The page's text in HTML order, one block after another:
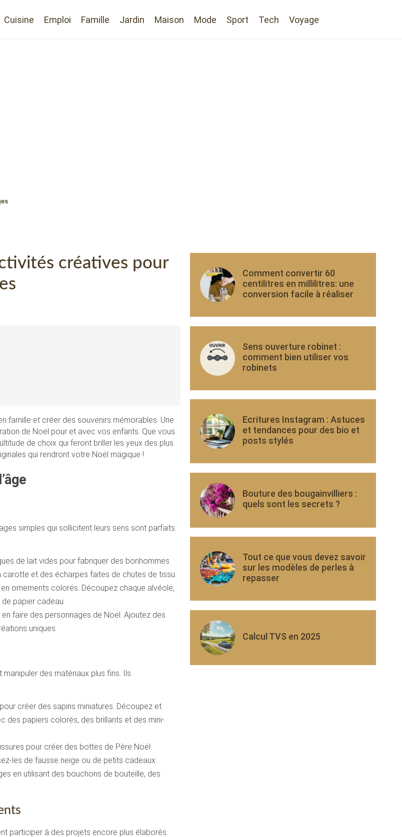
Cuisine Emploi Famille Jardin Maison Mode Sport Tech Voyage
créatives pour
famille et créer des souvenirs mémorables. Une
de Noël pour et avec vos enfants. Que vous
de choix qui feront briller les yeux des plus
qui rendront votre Noël magique !
simples qui sollicitent leurs sens sont parfaits.
de lait vides pour fabriquer des bonhommes
carotte et des écharpes faites de chutes de tissu.
ornements colorés. Découpez chaque alvéole,
papier cadeau.
faire des personnages de Noël. Ajoutez des
uniques.
des matériaux plus fins. Ils
créer des sapins miniatures. Découpez et
des papiers colorés, des brillants et des mini-
pour créer des bottes de Père Noël.
les de fausse neige ou de petits cadeaux.
en utilisant des bouchons de bouteille, des
participer à des projets encore plus élaborés.
Comment convertir 60
centilitres en millilitres: une
conversion facile à réaliser
Sens ouverture robinet :
comment bien utiliser vos
robinets
Ecritures Instagram : Astuces
et tendances pour des bio et
posts stylés
Bouture des bougainvilliers :
quels sont les secrets ?
Tout ce que vous devez savoir
sur les modèles de perles à
repasser
Calcul TVS en 2025